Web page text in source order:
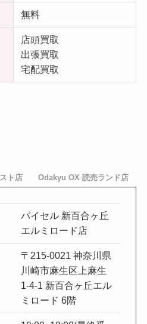
無料
店頭買取
出張買取
宅配買取
ト店 Odakyu OX 読売ランド店
バイセル 新百合ヶ丘
エルミロード店
〒215-0021 神奈川県
川崎市麻生区上麻生
1-4-1 新百合ヶ丘エル
ミロード 6階